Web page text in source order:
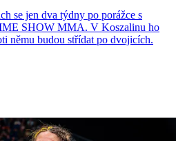
se jen dva týdny po porážce s
SHOW MMA. V Koszalinu ho
němu budou střídat po dvojicích.